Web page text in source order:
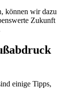
können wir dazu
Zukunft
einige Tipps,